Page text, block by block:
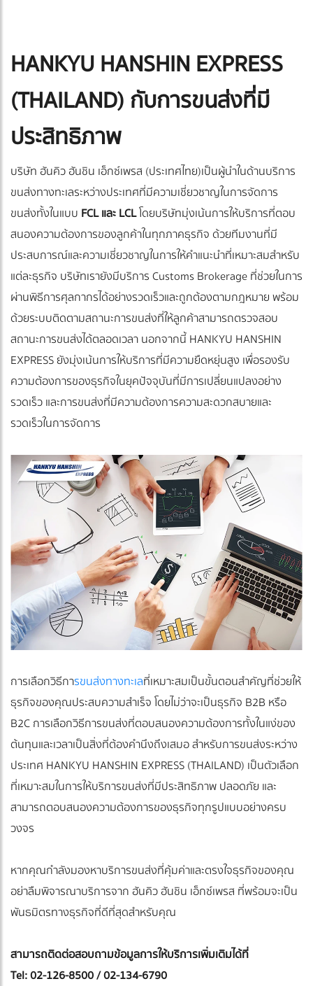
HANKYU HANSHIN EXPRESS
(THAILAND) กับการขนส่งที่มี
ประสิทธิภาพ
บริษัท ฮันคิว ฮันชิน เอ็กซ์เพรส (ประเทศไทย)เป็นผู้นำในด้านบริการ
ขนส่งทางทะเลระหว่างประเทศที่มีความเชี่ยวชาญในการจัดการ
ขนส่งทั้งในแบบ FCL และ LCLโดยบริษัทมุ่งเน้นการให้บริการที่ตอบ
สนองความต้องการของลูกค้าในทุกภาคธุรกิจ ด้วยทีมงานที่มี
ประสบการณ์และความเชี่ยวชาญในการให้คำแนะนำที่เหมาะสมสำหรับ
แต่ละธุรกิจ บริษัทเรายังมีบริการ Customs Brokerage ที่ช่วยในการ
ผ่านพิธีการศุลกากรได้อย่างรวดเร็วและถูกต้องตามกฎหมาย พร้อม
ด้วยระบบติดตามสถานะการขนส่งที่ให้ลูกค้าสามารถตรวจสอบ
สถานะการขนส่งได้ตลอดเวลา นอกจากนี้ HANKYU HANSHIN
EXPRESS ยังมุ่งเน้นการให้บริการที่มีความยืดหยุ่นสูง เพื่อรองรับ
ความต้องการของธุรกิจในยุคปัจจุบันที่มีการเปลี่ยนแปลงอย่าง
รวดเร็ว และการขนส่งที่มีความต้องการความสะดวกสบายและ
รวดเร็วในการจัดการ
การเลือกวิธีการขนส่งทางทะเลที่เหมาะสมเป็นขั้นตอนสำคัญที่ช่วยให้
ธุรกิจของคุณประสบความสำเร็จ โดยไม่ว่าจะเป็นธุรกิจ B2B หรือ
B2C การเลือกวิธีการขนส่งที่ตอบสนองความต้องการทั้งในแง่ของ
ต้นทุนและเวลาเป็นสิ่งที่ต้องคำนึงถึงเสมอ สำหรับการขนส่งระหว่าง
ประเทศ HANKYU HANSHIN EXPRESS (THAILAND) เป็นตัวเลือก
ที่เหมาะสมในการให้บริการขนส่งที่มีประสิทธิภาพ ปลอดภัย และ
สามารถตอบสนองความต้องการของธุรกิจทุกรูปแบบอย่างครบ
วงจร
หากคุณกำลังมองหาบริการขนส่งที่คุ้มค่าและตรงใจธุรกิจของคุณ
อย่าลืมพิจารณาบริการจาก ฮันคิว ฮันชิน เอ็กซ์เพรส ที่พร้อมจะเป็น
พันธมิตรทางธุรกิจที่ดีที่สุดสำหรับคุณ
สามารถติดต่อสอบถามข้อมูลการให้บริการเพิ่มเติมได้ที่
Tel: 02-126-8500 / 02-134-6790